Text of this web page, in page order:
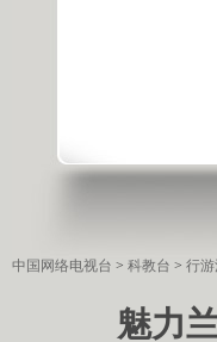
中国网络电视台 > 科教台 > 行游
魅力